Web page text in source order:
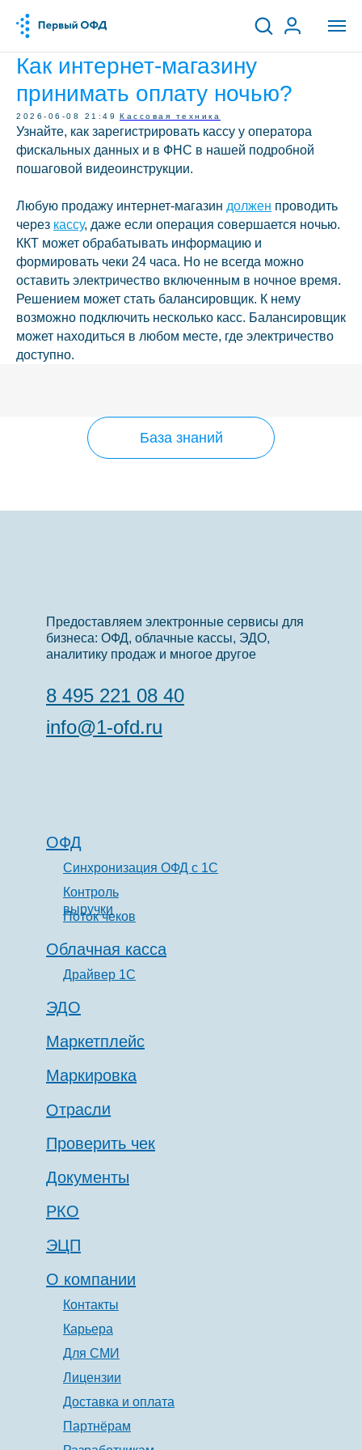
Как интернет-магазину
принимать оплату ночью?
2026-06-08 21:49 Кассовая техника
Узнайте, как зарегистрировать кассу у оператора
фискальных данных и в ФНС в нашей подробной
пошаговой видеоинструкции.
Любую продажу интернет-магазин должен проводить
через кассу, даже если операция совершается ночью.
ККТ может обрабатывать информацию и
формировать чеки 24 часа. Но не всегда можно
оставить электричество включенным в ночное время.
Решением может стать балансировщик. К нему
возможно подключить несколько касс. Балансировщик
может находиться в любом месте, где электричество
доступно.
База знаний
Предоставляем электронные сервисы для
бизнеса: ОФД, облачные кассы, ЭДО,
аналитику продаж и многое другое
8 495 221 08 40
info@1-ofd.ru
Драйвер 1С
Облачная касса
Синхронизация ОФД с 1С
Контроль
выручки
Поток чеков
ОФД
ЭДО
Маркетплейс
Маркировка
ЭЦП
РКО
Документы
Проверить чек
Отрасли
Партнёрам
Доставка и оплата
Лицензии
Для СМИ
Карьера
Контакты
О компании